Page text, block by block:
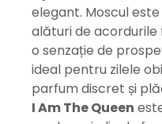
elegant. Moscul
alături de
o senzație de
ideal pentru zilele
parfum discret și
I Am The Queen